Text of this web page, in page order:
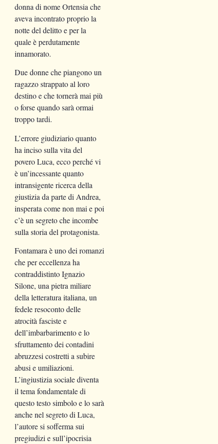
donna di nome Ortensia che
aveva incontrato proprio la
notte del delitto e per la
quale è perdutamente
innamorato.
Due donne che piangono un
ragazzo strappato al loro
destino e che tornerà mai più
o forse quando sarà ormai
troppo tardi.
L’errore giudiziario quanto
ha inciso sulla vita del
povero Luca, ecco perché vi
è un’incessante quanto
intransigente ricerca della
giustizia da parte di Andrea,
insperata come non mai e poi
c’è un segreto che incombe
sulla storia del protagonista.
Fontamara è uno dei romanzi
che per eccellenza ha
contraddistinto Ignazio
Silone, una pietra miliare
della letteratura italiana, un
fedele resoconto delle
atrocità fasciste e
dell’imbarbarimento e lo
sfruttamento dei contadini
abruzzesi costretti a subire
abusi e umiliazioni.
L’ingiustizia sociale diventa
il tema fondamentale di
questo testo simbolo e lo sarà
anchenel segreto di Luca,
l’autore si sofferma sui
pregiudizi e sull’ipocrisia